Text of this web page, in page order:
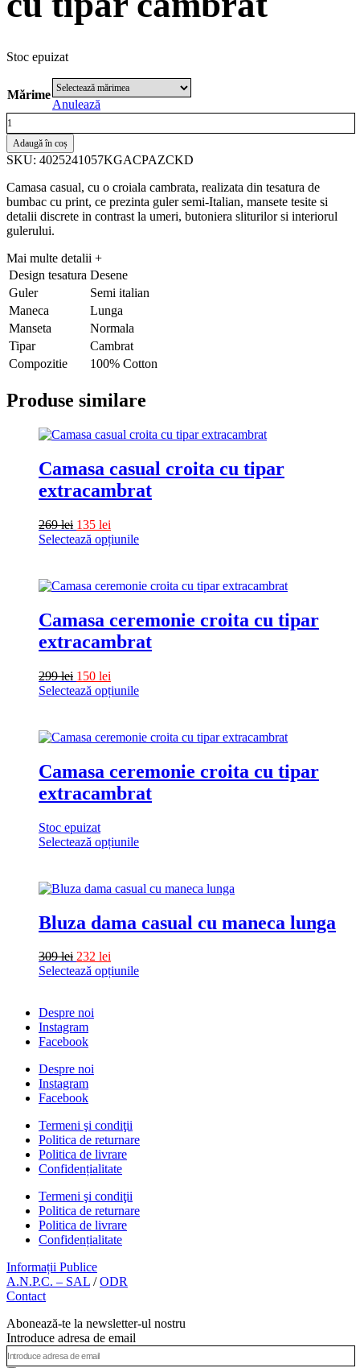
Stoc epuizat
Mărime
Anulează
Cantitate
Camasa
casual
croita
tipar
cambrat
Adaugă în coș
SKU: 4025241057KGACPAZCKD
Camasa casual, cu o croiala cambrata, realizata din tesatura de
bumbac cu print, ce prezinta guler semi-Italian, mansete tesite si
detalii discrete in contrast la umeri, butoniera sliturilor si interiorul
gulerului.
Mai multe detalii +
Design tesatura Desene
Guler
Semi italian
Maneca
Lunga
Manseta
Normala
Tipar
Cambrat
Compozitie
100% Cotton
Produse similare
Camasa casual croita cu tipar
extracambrat
269lei 135 lei
Selectează opțiunile
are
mai
multe
variații.
Opțiunile
pot
fi
alese
în
Camasa ceremonie croita cu tipar
extracambrat
299lei 150 lei
Selectează opțiunile
are
mai
multe
variații.
Opțiunile
pot
fi
alese
în
Camasa ceremonie croita cu tipar
extracambrat
Stoc epuizat
Selectează opțiunile
are
mai
multe
variații.
pot
fi
pagina
produsului.
Bluza dama casual cu maneca lunga
309lei 232 lei
Selectează opțiunile
are
mai
multe
Opțiunile
pot
fi
în
pagina
produsului.
Despre noi
Instagram
Facebook
Despre noi
Instagram
Facebook
Termeni şi condiţii
Politica de returnare
Politica de livrare
Confidențialitate
Termeni şi condiţii
Politica de returnare
Politica de livrare
Confidențialitate
Informații Publice
A.N.P.C. – SAL /ODR
Contact
Abonează-te la newsletter-ul nostru
Introduce adresa de email